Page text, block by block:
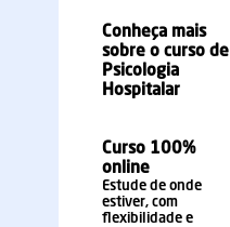
Conheça mais
sobre o curso de
Psicologia
Hospitalar
Curso 100%
online
Estude de onde
estiver, com
flexibilidade e